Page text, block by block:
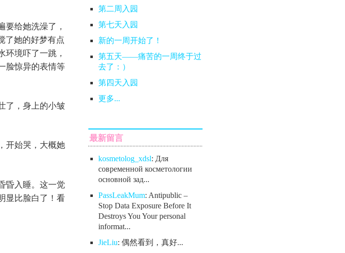
要给她洗澡了，
了她的好梦有点
环境吓了一跳，
脸惊异的表情等
了，身上的小皱
开始哭，大概她
昏入睡。这一觉
显比脸白了！看
第二周入园
第七天入园
新的一周开始了！
第五天——痛苦的一周终于过
去了：）
第四天入园
更多...
最新留言
kosmetolog_xdsl: Для
современной косметологии
основной зад...
PassLeakMum: Antipublic –
Stop Data Exposure Before It
Destroys You Your personal
informat...
JieLiu: 偶然看到，真好...